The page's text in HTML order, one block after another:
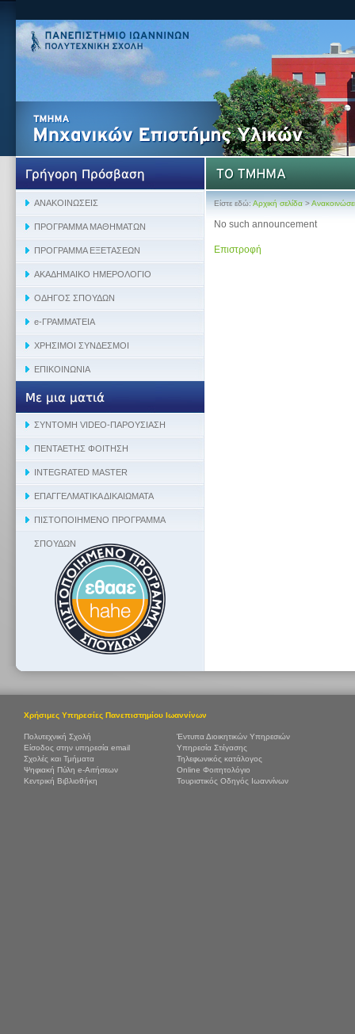
Είστε εδώ: Αρχική σελίδα >
No such announcement
Επιστροφή